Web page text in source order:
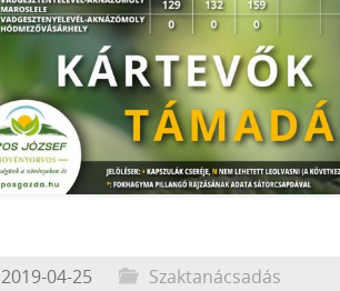
2019-04-25
Szaktanácsadás